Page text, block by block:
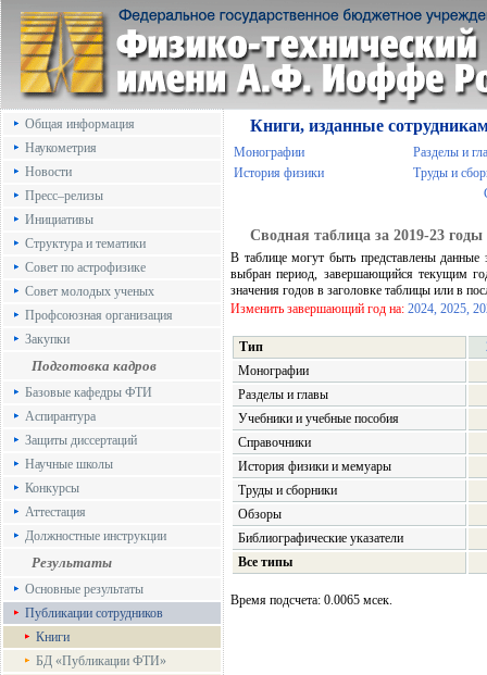
Общая информация
Наукометрия
Новости
Пресс–релизы
Инициативы
Структура и тематики
Совет по астрофизике
Совет молодых ученых
Профсоюзная организация
Закупки
Подготовка кадров
Базовые кафедры ФТИ
Аспирантура
Защиты диссертаций
Научные школы
Конкурсы
Аттестация
Должностные инструкции
Результаты
Основные результаты
Публикации сотрудников
Книги
БД «Публикации ФТИ»
Книги, изданные
Монографии
Разделы и
История физики
Труды и
Сводная таблица за 2019-23 годы
В таблице могут быть представлены
выбран период, завершающийся текущим
значения годов в заголовке таблицы или в
Изменить завершающий год на: 2024, 2025,
Тип
Монографии
Разделы и главы
Учебники и учебные пособия
Справочники
История физики и мемуары
Труды и сборники
Обзоры
Библиографические указатели
Все типы
Время подсчета: 0.0065 мсек.